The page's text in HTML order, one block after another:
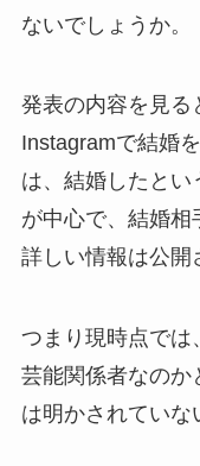
ないでしょうか。
発表の内容を見る
Instagramで結婚
は、結婚したと
が中心で、結婚
詳しい情報は公開
つまり現時点では
芸能関係者なのか
は明かされていな